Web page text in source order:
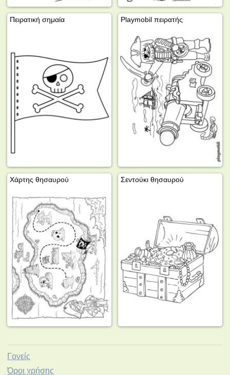
Πειρατική σημαία Playmobil πειρατής
Χάρτης θησαυρού Σεντούκι θησαυρού
Γονείς
Όροι χρήσης